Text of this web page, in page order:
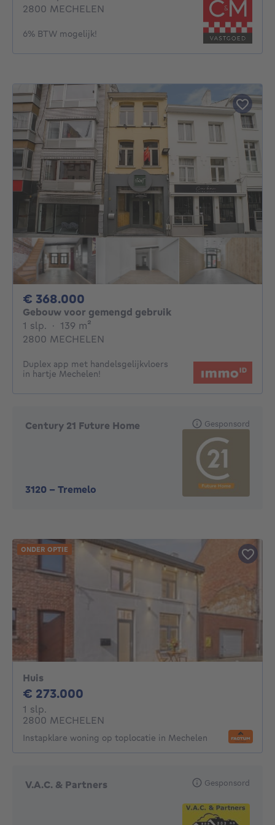
2800 MECHELEN
6% BTW mogelijk!
€ 368.000
Gebouw voor gemengd gebruik
1 slp. 1 slaapkamer
· 139 m²
2800 MECHELEN
Duplex app met handelsgelijkvloers
in hartje Mechelen!
Century 21 Future Home
3120 - Tremelo
Gesponsord
Huis
€ 273.000
1 slp.
2800 MECHELEN
Instapklare woning op toplocatie in Mechelen
ONDER OPTIE
V.A.C. & Partners Gesponsord